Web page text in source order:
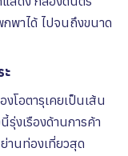
พาได้ ไปจนถึงขนาด
ะ
งโอตารุเคยเป็นเส้น
งเรืองด้านการค้า
านท่องเที่ยวสุด